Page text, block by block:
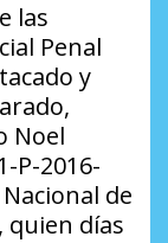
las
Penal
y
Noel
P-2016-
de
quien días